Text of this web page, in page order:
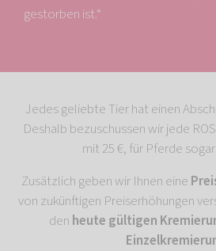
gestorben ist.“
Jedes geliebte Tier hat einen
Deshalb bezuschussen wir jede
mit 25 €, für Pferde
Zusätzlich geben wir Ihnen eine
von zukünftigen Preiserhöhungen
den heute gültigen